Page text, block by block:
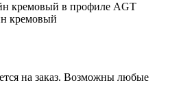
кремовый в профиле AGT
кремовый
на заказ. Возможны любые